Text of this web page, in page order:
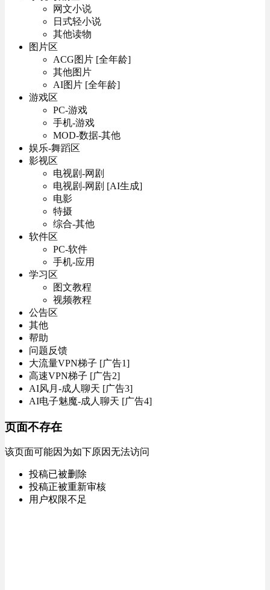
网文小说
日式轻小说
其他读物
图片区
ACG图片 [全年龄]
其他图片
AI图片 [全年龄]
游戏区
PC-游戏
手机-游戏
MOD-数据-其他
娱乐-舞蹈区
影视区
电视剧-网剧
电视剧-网剧 [AI生成]
电影
特摄
综合-其他
软件区
PC-软件
手机-应用
学习区
图文教程
视频教程
公告区
其他
帮助
问题反馈
大流量VPN梯子 [广告1]
高速VPN梯子 [广告2]
AI风月-成人聊天 [广告3]
AI电子魅魔-成人聊天 [广告4]
页面不存在
该页面可能因为如下原因无法访问
投稿已被删除
投稿正被重新审核
用户权限不足